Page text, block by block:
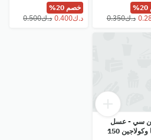
⁦د.ك0.350⁩
خصم 20%
⁦د.ك0.500⁩
سي - عسل
مانوكا وكولاجين 150